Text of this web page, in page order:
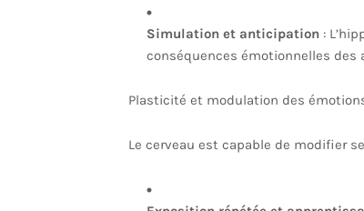
Simulation et anticipation:
conséquences émotionnelles
Plasticité et modulation des
Le cerveau est capable de modifier